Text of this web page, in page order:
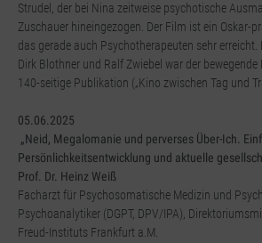
Strudel, der bei Nina zeitweise psychotische
Zuschauer hineingezogen. Der Film ist ein Oskar-
das gerade auch Psychotherapeuten sehr
Dirk Blothner und Ralf Zwiebel war der
140-seitige Publikation („Kino zwischen Tag und
05.06.2025
„Neid, Megalomanie und perverses Über-Ich.
Persönlichkeitsentwicklung und aktuelle
Prof. Dr. Heinz Weiß
Facharzt für Psychosomatische Medizin und
Psychoanalytiker (DGPT, DPV/IPA),
Freud-Instituts Frankfurt a.M.